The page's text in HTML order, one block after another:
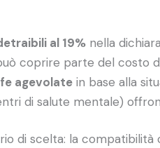
al 19% nella
coprire parte del costo
agevolate in base alla
di salute mentale)
di scelta: la